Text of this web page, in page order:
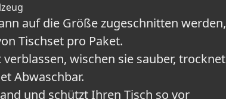
auf die Größe zugeschnitten werden,
Tischset pro Paket.
wischen sie sauber, trocknet
Abwaschbar.
und schützt Ihren Tisch so vor